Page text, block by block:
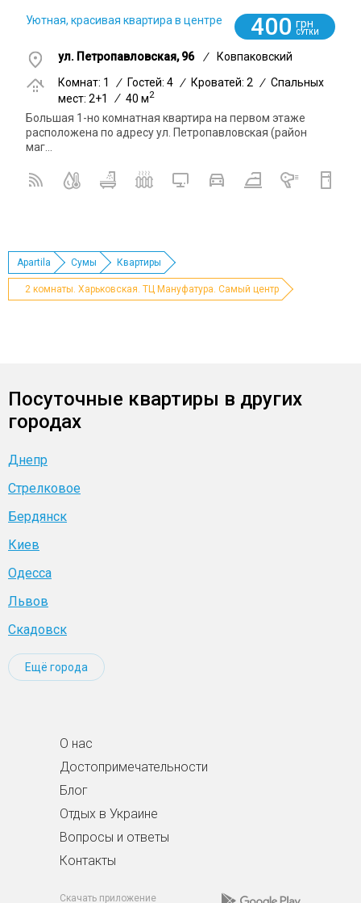
Уютная, красивая квартира в центре 400 грн
СУТКИ
ул. Петропавловская, 96 /
Ковпаковский
Комнат: 1
/ Гостей: 4 / Кроватей: 2 / Спальных
мест: 2+1
/ 40 м2
Большая 1-но комнатная квартира на первом этаже
расположена по адресу ул. Петропавловская (район
маг...
Apartila Сумы Квартиры
2 комнаты. Харьковская. ТЦ Мануфатура. Самый центр
Посуточные квартиры в других
городах
Днепр
Стрелковое
Бердянск
Киев
Одесса
Львов
Скадовск
Ещё города
О нас
Достопримечательности
Блог
Отдых в Украине
Вопросы и ответы
Контакты
Скачать приложение